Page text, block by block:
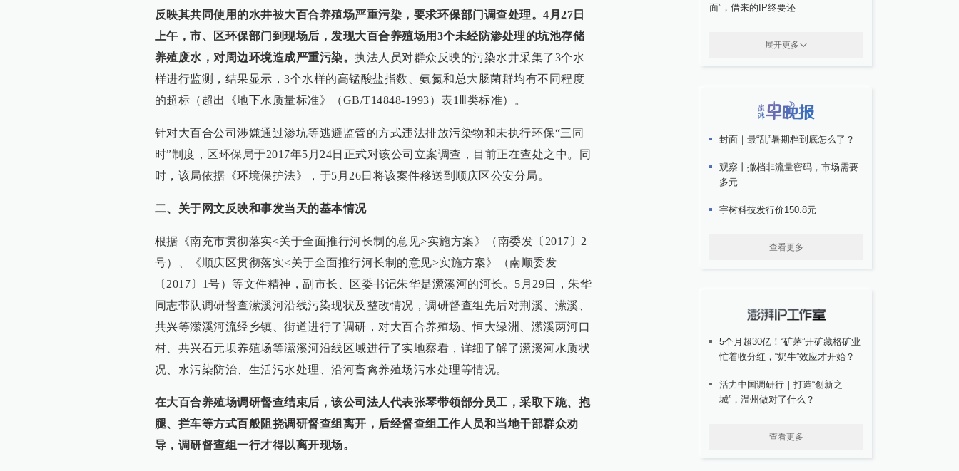
反映其共同使用的水井被大百合养殖场严重污染，要求环保部门调查处理。4月27日
上午，市、区环保部门到现场后，发现大百合养殖场用3个未经防渗处理的坑池存储
养殖废水，对周边环境造成严重污染。 执法人员对群众反映的污染水井采集了3个水
样进行监测，结果显示，3个水样的高锰酸盐指数、氨氮和总大肠菌群均有不同程度
的超标（超出《地下水质量标准》（GB/T14848-1993）表1Ⅲ类标准）。
针对大百合公司涉嫌通过渗坑等逃避监管的方式违法排放污染物和未执行环保“三同
时”制度，区环保局于2017年5月24日正式对该公司立案调查，目前正在查处之中。同
时，该局依据《环境保护法》，于5月26日将该案件移送到顺庆区公安分局。
二、关于网文反映和事发当天的基本情况
根据《南充市贯彻落实<关于全面推行河长制的意见>实施方案》（南委发〔2017〕2
号）、《顺庆区贯彻落实<关于全面推行河长制的意见>实施方案》（南顺委发
〔2017〕1号）等文件精神，副市长、区委书记朱华是潆溪河的河长。5月29日，朱华
同志带队调研督查潆溪河沿线污染现状及整改情况，调研督查组先后对荆溪、潆溪、
共兴等潆溪河流经乡镇、街道进行了调研，对大百合养殖场、恒大绿洲、潆溪两河口
村、共兴石元坝养殖场等潆溪河沿线区域进行了实地察看，详细了解了潆溪河水质状
况、水污染防治、生活污水处理、沿河畜禽养殖场污水处理等情况。
在大百合养殖场调研督查结束后，该公司法人代表张琴带领部分员工，采取下跪、抱
腿、拦车等方式百般阻挠调研督查组离开，后经督查组工作人员和当地干部群众劝
导，调研督查组一行才得以离开现场。
面”，借来的IP终要还
展开更多
封面｜最“乱”暑期档到底怎么了？
观察丨撤档非流量密码，市场需要
多元
宇树科技发行价150.8元
查看更多
5个月超30亿！“矿茅”开矿藏格矿业
忙着收分红，“奶牛”效应才开始？
活力中国调研行｜打造“创新之
城”，温州做对了什么？
查看更多